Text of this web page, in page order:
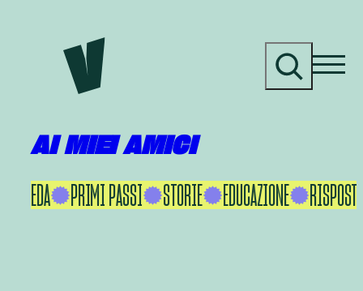
contenuto
r
AI MIEI AMICI
IKEDA PRIMI PASSI STORIE EDUCAZIONE